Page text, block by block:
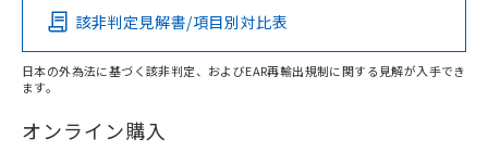
O
在庫等で未対応品が混在する可能性があります。
該非判定見解書/項目別対比表
日本の外為法に基づく該非判定、およびEAR再輸出規制に関する見解が入手でき
ます。
オンライン購入